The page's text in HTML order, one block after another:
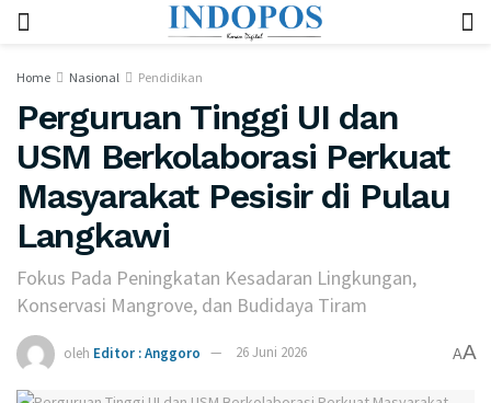
Home Nasional Pendidikan
Perguruan Tinggi UI dan
USM Berkolaborasi Perkuat
Masyarakat Pesisir di Pulau
Langkawi
Fokus Pada Peningkatan Kesadaran Lingkungan,
Konservasi Mangrove, dan Budidaya Tiram
oleh Editor : Anggoro 26 Juni 2026 AA